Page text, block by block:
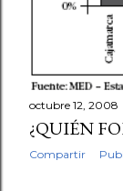
octubre 12, 2008
¿QUIÉN
Compartir